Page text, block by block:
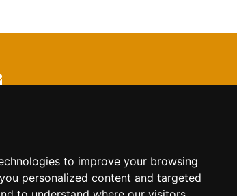
to improve your browsing
personalized content and targeted